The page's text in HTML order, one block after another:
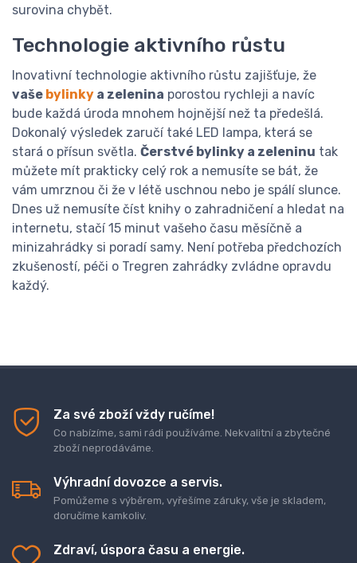
surovina chybět.
Technologie aktivního růstu
Inovativní technologie aktivního růstu zajišťuje, že
vaše bylinky a zelenina porostou rychleji a navíc
bude každá úroda mnohem hojnější než ta předešlá.
Dokonalý výsledek zaručí také LED lampa, která se
stará o přísun světla. Čerstvé bylinky a zeleninu tak
můžete mít prakticky celý rok a nemusíte se bát, že
vám umrznou či že v létě uschnou nebo je spálí slunce.
Dnes už nemusíte číst knihy o zahradničení a hledat na
internetu, stačí 15 minut vašeho času měsíčně a
minizahrádky si poradí samy. Není potřeba předchozích
zkušeností, péči o Tregren zahrádky zvládne opravdu
každý.
Za své zboží vždy ručíme!
Co nabízíme, sami rádi používáme. Nekvalitní a zbytečné
zboží neprodáváme.
Výhradní dovozce a servis.
Pomůžeme s výběrem, vyřešíme záruky, vše je skladem,
doručíme kamkoliv.
Zdraví, úspora času a energie.